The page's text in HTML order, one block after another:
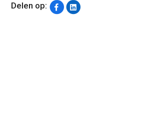
Delen op: